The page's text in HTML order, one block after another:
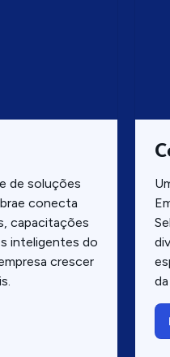
de soluções
conecta
capacitações
inteligentes do
crescer